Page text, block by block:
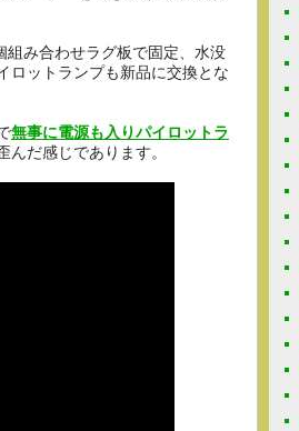
組み合わせラグ板で固定、水没
ロットランプも新品に交換とな
無事に電源も入りパイロットラ
だ感じであります。